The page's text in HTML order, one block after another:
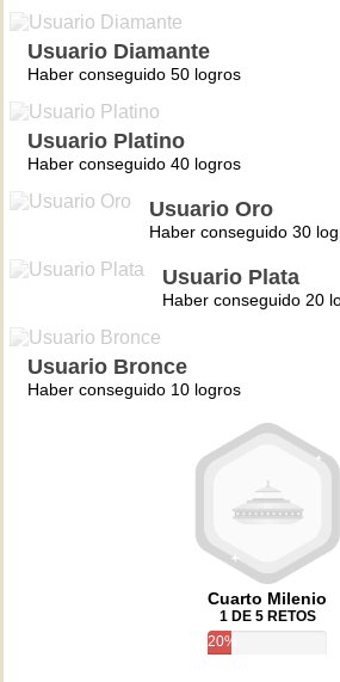
Usuario Diamante
Haber conseguido 50 logros
Usuario Platino
Haber conseguido 40 logros
Usuario Oro
Haber conseguido 30
Usuario Plata
Haber conseguido 20
Usuario Bronce
Haber conseguido 10 logros
Cuarto Milenio
1 DE 5 RETOS
20%